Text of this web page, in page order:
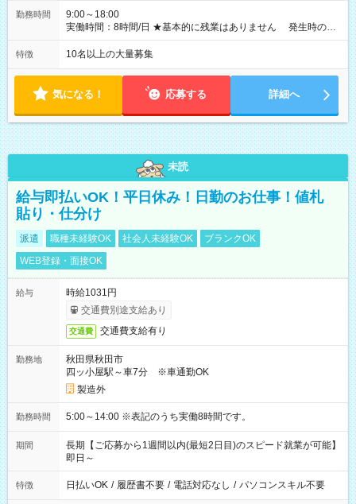
勤務時間
9:00～18:00
実働時間：8時間/日 ★基本的に残業はありません 発生時の残
業代は1分単位で支給いたします
特徴 10名以上の大量募集
気になる！ 応募する 詳細へ
未読
給与即払いOK！平日休み！日勤のお仕事！値札
貼り・仕分け
派遣 職種未経験OK 社会人未経験OK
ブランクOK
WEB登録・面接OK
給与
時給1031円
交通費別途支給あり
交通費 交通費支給有り
勤務地
秋田県秋田市
四ッ小屋駅～車7分 ※車通勤OK
製造外
勤務時間 5:00～14:00 ※表記のうち実働8時間です。
期間
長期【ご応募から1週間以内(最短2日目)のスピード就業が可能】
即日～
特徴 日払いOK / 履歴書不要 / 電話対応なし / パソコンスキル不要